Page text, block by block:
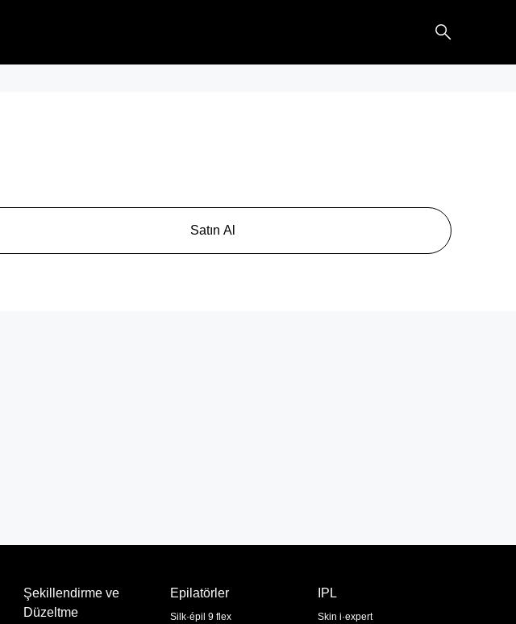
Satın Al
Şekillendirme ve
Düzeltme
Epilatörler
Silk·épil 9 flex
IPL
Skin i·expert